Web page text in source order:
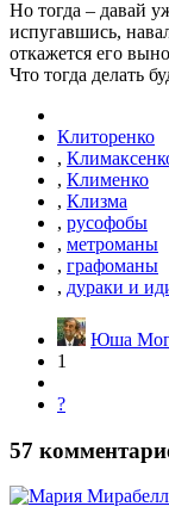
Но тогда – давай
испугавшись,
откажется его
Что тогда делать
Клиторенко
,
, Клименко
, Клизма
, русофобы
, метроманы
, графоманы
, дураки и
Юша
1
?
57